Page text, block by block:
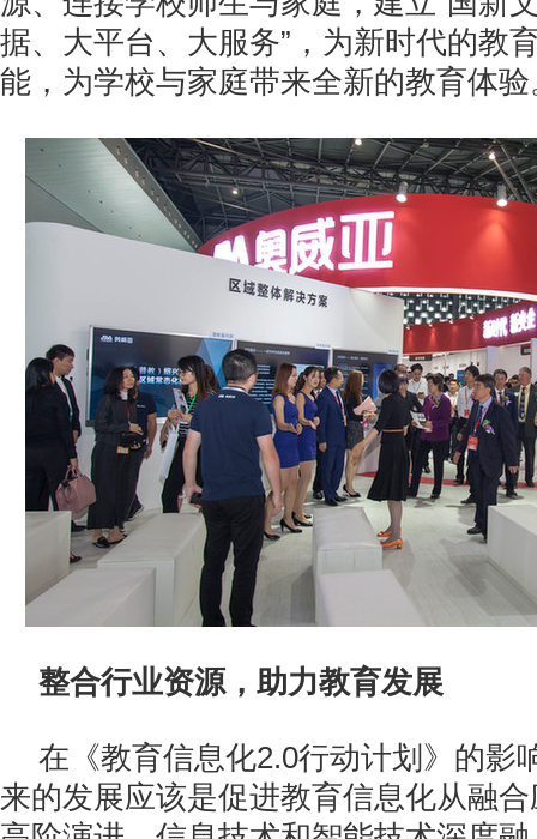
据、大平台、大服务”，为新时代的教
能，为学校与家庭带来全新的教育体验
整合行业资源，助力教育发展
在《教育信息化2.0行动计划》的影
来的发展应该是促进教育信息化从融